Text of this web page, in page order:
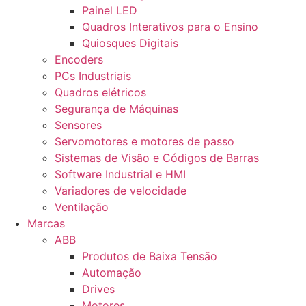
Painel LED
Quadros Interativos para o Ensino
Quiosques Digitais
Encoders
PCs Industriais
Quadros elétricos
Segurança de Máquinas
Sensores
Servomotores e motores de passo
Sistemas de Visão e Códigos de Barras
Software Industrial e HMI
Variadores de velocidade
Ventilação
Marcas
ABB
Produtos de Baixa Tensão
Automação
Drives